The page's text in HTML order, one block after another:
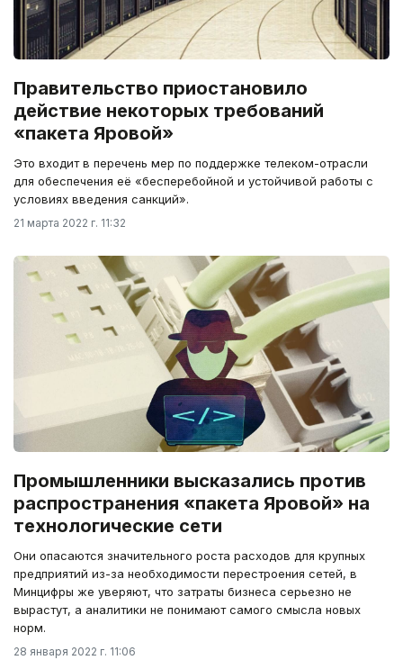
Правительство приостановило
действие некоторых требований
«пакета Яровой»
Это входит в перечень мер по поддержке телеком-отрасли
для обеспечения её «бесперебойной и устойчивой работы с
условиях введения санкций».
21 марта 2022 г. 11:32
Промышленники высказались против
распространения «пакета Яровой» на
технологические сети
Они опасаются значительного роста расходов для крупных
предприятий из-за необходимости перестроения сетей, в
Минцифры же уверяют, что затраты бизнеса серьезно не
вырастут, а аналитики не понимают самого смысла новых
норм.
28 января 2022 г. 11:06